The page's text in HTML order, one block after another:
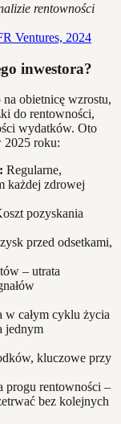
rentowności
Ventures, 2024
inwestora?
obietnicę wzrostu,
do rentowności,
wydatków. Oto
2025 roku:
Regularne,
każdej zdrowej
pozyskania
przed odsetkami,
– utrata
w całym cyklu życia
jednym
kluczowe przy
progu rentowności –
bez kolejnych